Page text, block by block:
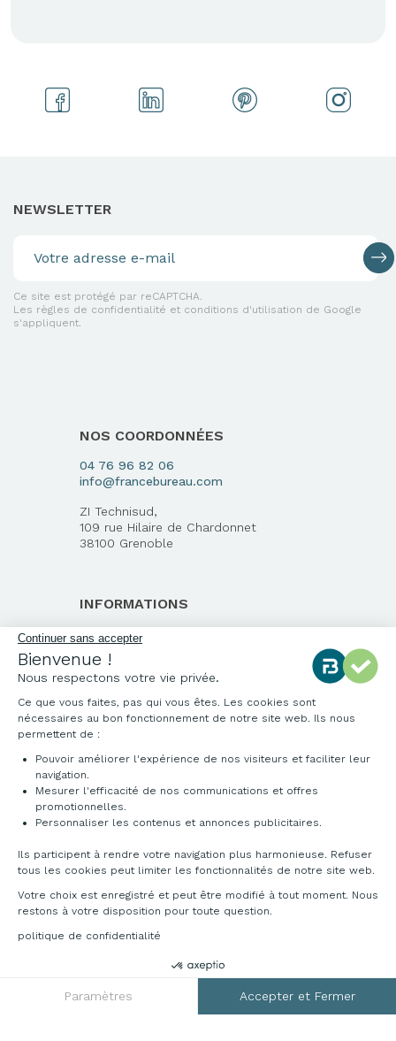
DEMANDER UN DEVIS
NEWSLETTER
Ce site est protégé par reCAPTCHA.
Les règles de confidentialité et conditions d'utilisation de Google
s'appliquent.
NOS COORDONNÉES
04 76 96 82 06
info@francebureau.com
ZI Technisud,
109 rue Hilaire de Chardonnet
38100 Grenoble
INFORMATIONS
Qui sommes-nous ?
Notre charte qualité
Environnement
Origine des produits
Livraison et installation